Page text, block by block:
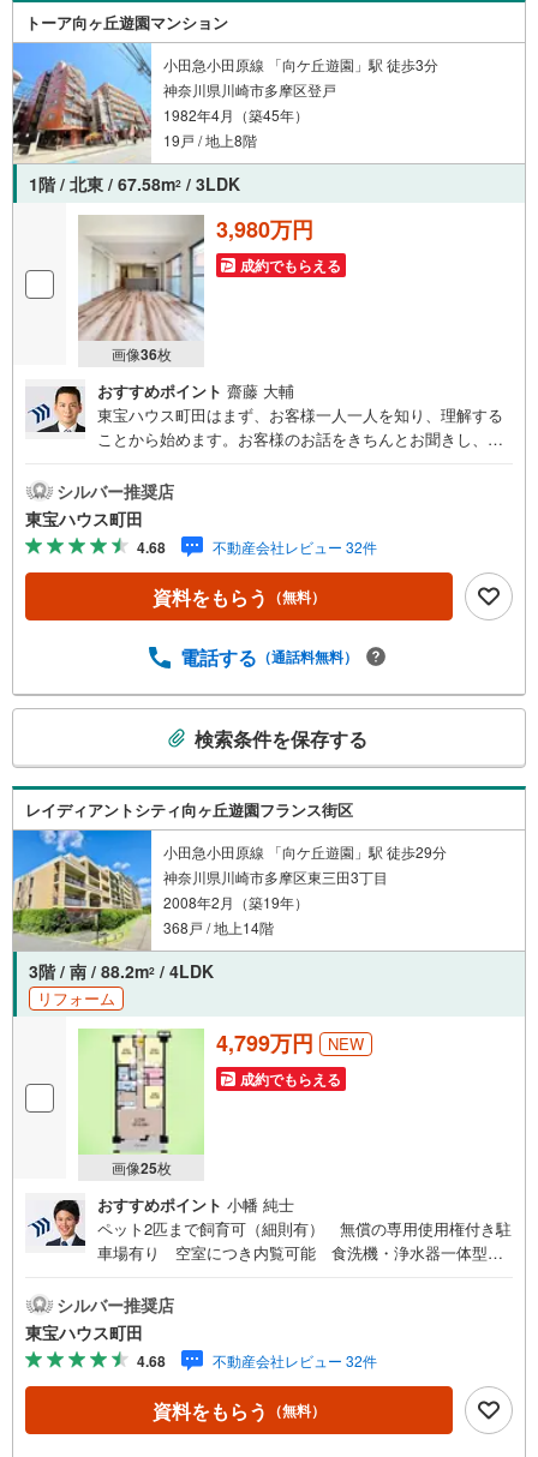
トーア向ヶ丘遊園マンション
小田急小田原線 「向ケ丘遊園」駅 徒歩3分
神奈川県川崎市多摩区登戸
1982年4月（築45年）
19戸 / 地上8階
1階 / 北東 / 67.58m2 / 3LDK
画像36枚
3,980万円
成約でもらえる
おすすめポイント 齋藤 大輔
東宝ハウス町田はまず、お客様一人一人を知り、理解する
ことから始めます。お客様のお話をきちんとお聞きし、し
ます。だからこそ、それぞれのお客様にベストな「住ま
い」をご提案をすることができるのです。インターネット
予約で当日見学が可能！（1）［室内・現地を見学する］を
クリック（2）本日～4日以内をご希望の方は「ご要望・ご
質問欄」に希望日時をご記入ください！【主要不動産流通
各社の2025年度中間期の売買仲介実績において、全国第9
らのお言葉に感謝してこれからも楽しく素敵なお家探しを
は、お気軽に東宝ハウス町田に相談してみませんか？スタ
ッフ一同お客様のお問合せをお待ちしております。
シルバー推奨店
東宝ハウス町田
4.68 不動産会社レビュー 32件
資料をもらう （無料）
電話する （通話料無料）
検
索
条
で
通
知
を
け
・
条
イ
ジ
に
保
存
る
検索条件を保存する
レイディアントシティ向ヶ丘遊園フランス街区
小田急小田原線 「向ケ丘遊園」駅 徒歩29分
神奈川県川崎市多摩区東三田3丁目
2008年2月（築19年）
368戸 / 地上14階
3階 / 南 / 88.2m2 / 4LDK
リフォーム
画像25枚
4,799万円 NEW
成約でもらえる
おすすめポイント 小幡 純士
ペット2匹まで飼育可（細則有） 無償の専用使用権付き駐
車場有り 空室につき内覧可能 食洗機・浄水器一体型シ
田はまず、お客様一人一人を知り、理解することから始め
ます。お客様のお話をきちんとお聞きし、しっかり話し合
う「心」のコミュニケーションが大切になります。だから
こそ、それぞれのお客様にベストな「住まい」をご提案を
することができるのです。インターネット予約で当日見学
が可能！（1）［室内・現地を見学する］をクリック（2）
シルバー推奨店
東宝ハウス町田
4.68 不動産会社レビュー 32件
資料をもらう （無料）